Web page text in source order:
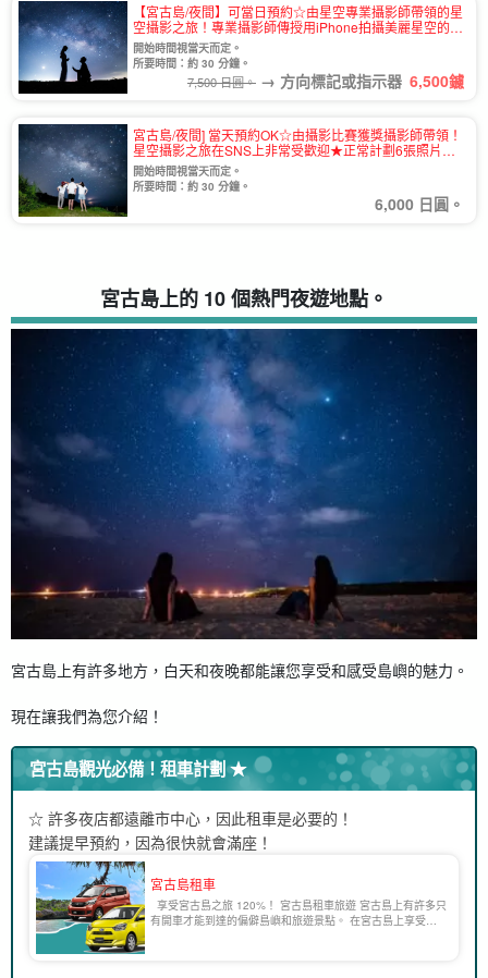
【宮古島/夜間】可當日預約☆由星空專業攝影師帶領的星
空攝影之旅！專業攝影師傳授用iPhone拍攝美麗星空的訣
竅☆《交付約8張照片》（No.999）
開始時間視當天而定。
所要時間：約 30 分鐘。
7,500 日圓。 → 方向標記或指示器 6,500鑢
宮古島/夜間] 當天預約OK☆由攝影比賽獲獎攝影師帶領！
星空攝影之旅在SNS上非常受歡迎★正常計劃6張照片左
右（No.989）
開始時間視當天而定。
所要時間：約 30 分鐘。
6,000 日圓。
宮古島上的 10 個熱門夜遊地點。
宮古島上有許多地方，白天和夜晚都能讓您享受和感受島嶼的魅力。
現在讓我們為您介紹！
宮古島觀光必備！租車計劃 ★
☆ 許多夜店都遠離市中心，因此租車是必要的！
建議提早預約，因為很快就會滿座！
宮古島租車
享受宮古島之旅 120%！ 宮古島租車旅遊 宮古島上有許多只
有開車才能到達的偏僻島嶼和旅遊景點。 在宮古島上享受駕